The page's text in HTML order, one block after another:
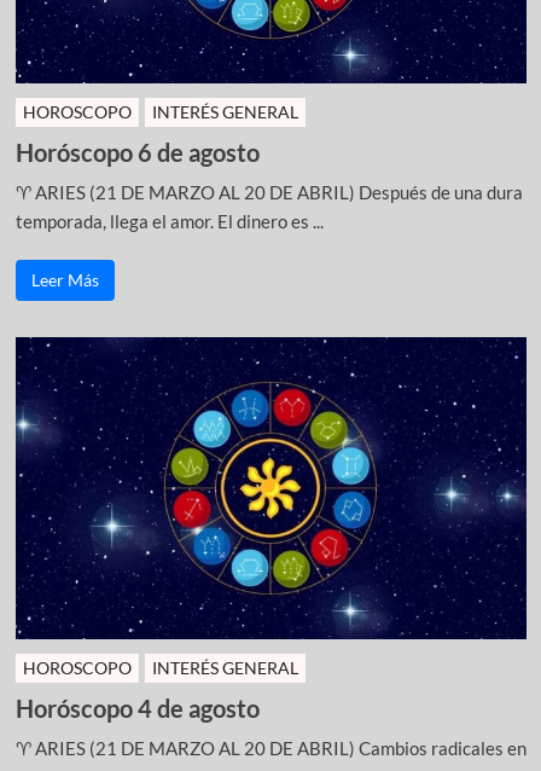
HOROSCOPO INTERÉS GENERAL
Horóscopo 6 de agosto
♈ ARIES (21 DE MARZO AL 20 DE ABRIL) Después de una dura
temporada, llega el amor. El dinero es ...
Leer Más
HOROSCOPO INTERÉS GENERAL
Horóscopo 4 de agosto
♈ ARIES (21 DE MARZO AL 20 DE ABRIL) Cambios radicales en